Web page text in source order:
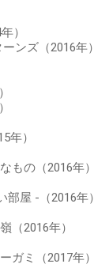
）
ンズ（2016年）
年）
もの（2016年）
部屋 -（2016年）
（2016年）
ガミ（2017年）